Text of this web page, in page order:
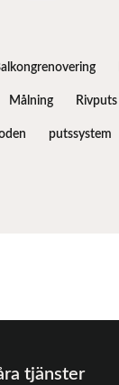
Målning Rivputs
putssystem
tjänster